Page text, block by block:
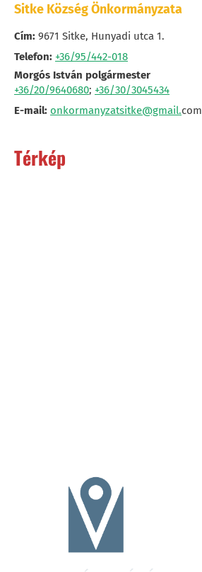
Sitke Község Önkormányzata
Cím: 9671 Sitke, Hunyadi utca 1.
Telefon: +36/95/442-018
Morgós István polgármester
+36/20/9640680; +36/30/3045434
E-mail: onkormanyzatsitke@gmail.com
Térkép
útvonaltervezés